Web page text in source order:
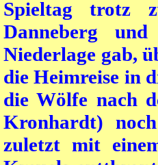
Spieltag trotz
Danneberg
Niederlage gab,
die Heimreise in
die Wölfe nach
Kronhardt)
zuletzt mit